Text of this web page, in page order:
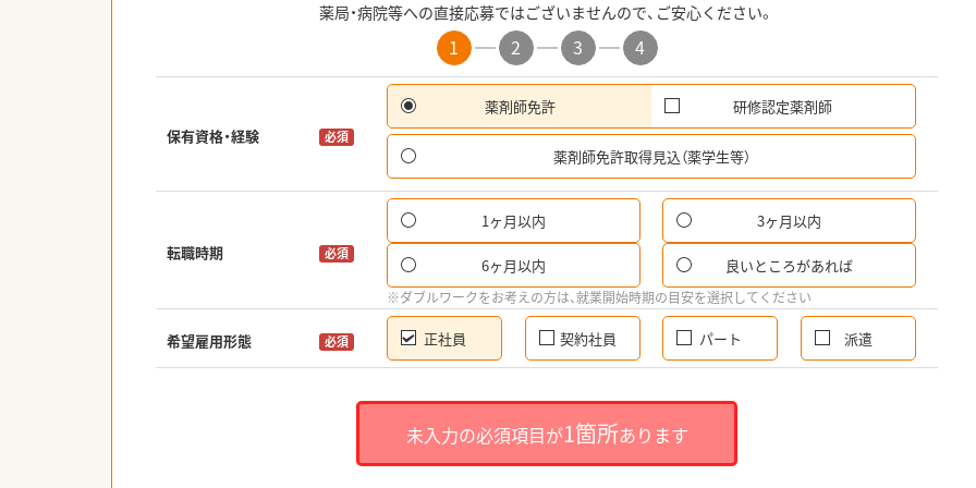
薬局・病院等への直接応募ではございませんので、ご安心ください。
1 2 3 4
保有資格・経験 必須
薬剤師免許 研修認定薬剤師
薬剤師免許取得見込（薬学生等）
転職時期 必須
1ヶ月以内 3ヶ月以内
6ヶ月以内 良いところがあれば
※ダブルワークをお考えの方は、就業開始時期の目安を選択してください
希望雇用形態 必須 正社員 契約社員 パート 派遣
未入力の必須項目が1箇所あります